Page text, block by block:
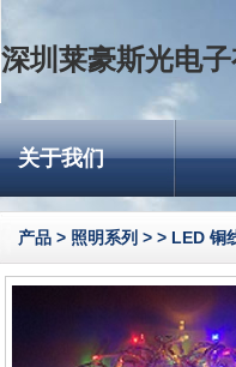
深圳莱豪斯光电
关于我们
产品 > 照明系列 > > LED 铜